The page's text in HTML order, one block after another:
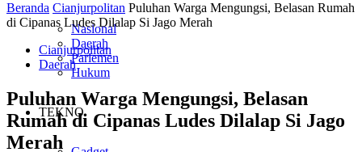
Nasional
Daerah
Parlemen
Hukum
TEKNO
Beranda Cianjurpolitan Puluhan Warga Mengungsi, Belasan Rumah
di Cipanas Ludes Dilalap Si Jago Merah
Cianjurpolitan
Daerah
Puluhan Warga Mengungsi, Belasan
Rumah di Cipanas Ludes Dilalap Si Jago
Merah